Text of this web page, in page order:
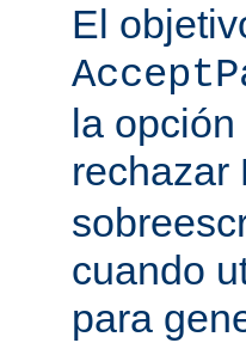
El
la
rechazar
cuando
para